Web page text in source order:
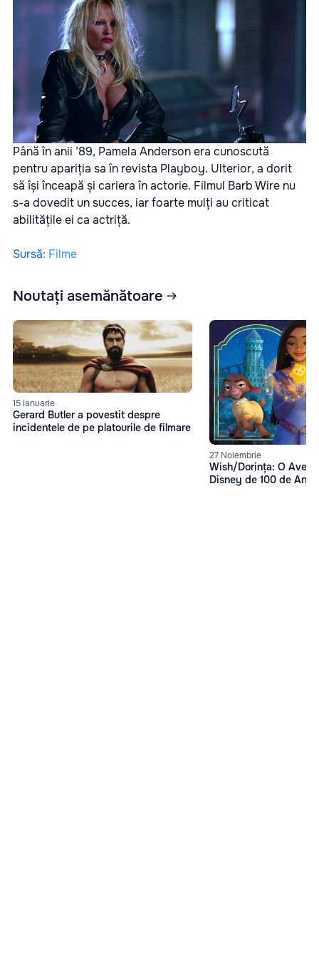
Până în anii ’89, Pamela Anderson era cunoscută
pentru apariția sa în revista Playboy. Ulterior, a dorit
să își înceapă și cariera în actorie. Filmul Barb Wire nu
s-a dovedit un succes, iar foarte mulți au criticat
abilitățile ei ca actriță.
Sursă: Filme
Noutați asemănătoare
15 Ianuarie
Gerard Butler a povestit despre
incidentele de pe platourile de filmare
27 Noiembrie
Wish/Dorința: O
Disney de 100 de Ani